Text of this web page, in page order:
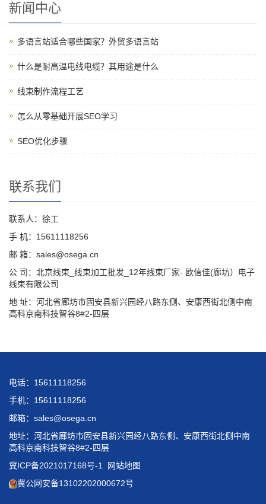
新闻中心
多语言站适合哪些国家？外贸多语言站
什么是耐高温电线电缆？其用途是什么
线束制作流程工艺
怎么从零基础开展SEO学习
SEO优化步骤
联系我们
联系人：徐工
手 机：15611118256
邮 箱：sales@osega.cn
公 司：北京线束_线束加工批发_12年线束厂家- 欧信佳(廊坊）电子
线束有限公司
地 址：河北省廊坊市固安县新兴园经八路东侧、安康西街北侧中南
高科京南科技智谷8#2-四层
电话：15611118256
手机：15611118256
邮箱：sales@osega.cn
地址：河北省廊坊市固安县新兴园经八路东侧、安康西街北侧中南
高科京南科技智谷8#2-四层
冀ICP备2021017168号-1
网站地图
冀公网安备13102202000672号